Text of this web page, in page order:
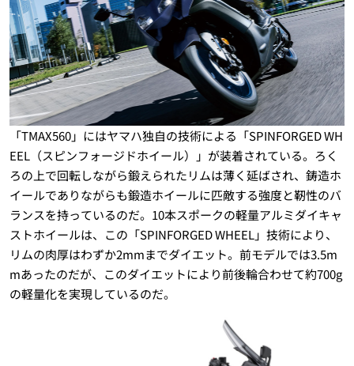
「TMAX560」にはヤマハ独自の技術による「SPINFORGED WH
EEL（スピンフォージドホイール）」が装着されている。ろく
ろの上で回転しながら鍛えられたリムは薄く延ばされ、鋳造ホ
イールでありながらも鍛造ホイールに匹敵する強度と靭性のバ
ランスを持っているのだ。10本スポークの軽量アルミダイキャ
ストホイールは、この「SPINFORGED WHEEL」技術により、
リムの肉厚はわずか2mmまでダイエット。前モデルでは3.5m
mあったのだが、このダイエットにより前後輪合わせて約700g
の軽量化を実現しているのだ。